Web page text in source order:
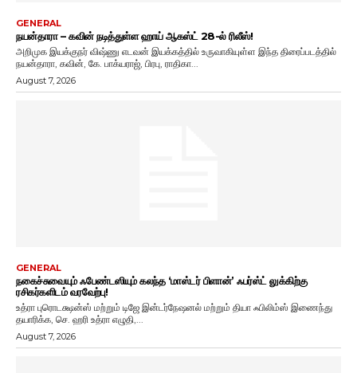
GENERAL
நயன்தாரா – கவின் நடித்துள்ள ஹாய் ஆகஸ்ட் 28-ல் ரிலீஸ்!
அறிமுக இயக்குநர் விஷ்ணு எடவன் இயக்கத்தில் உருவாகியுள்ள இந்த திரைப்படத்தில்
நயன்தாரா, கவின், கே. பாக்யராஜ், பிரபு, ராதிகா...
August 7, 2026
GENERAL
நகைச்சுவையும் ஃபேண்டஸியும் கலந்த ‘மாஸ்டர் பிளான்’ ஃபர்ஸ்ட் லுக்கிற்கு
ரசிகர்களிடம் வரவேற்பு!
உத்ரா புரொடக்ஷன்ஸ் மற்றும் டிஜே இன்டர்நேஷனல் மற்றும் தியா ஃபிலிம்ஸ் இணைந்து
தயாரிக்க, செ. ஹரி உத்ரா எழுதி,...
August 7, 2026